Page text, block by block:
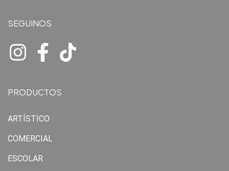
SEGUINOS
PRODUCTOS
ARTÍSTICO
COMERCIAL
ESCOLAR